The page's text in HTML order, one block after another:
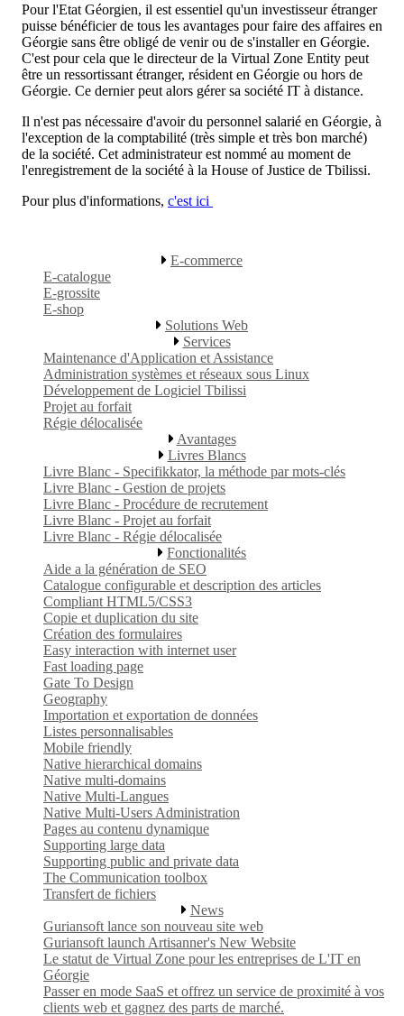
Pour l'Etat Géorgien, il est essentiel qu'un investisseur étranger
puisse bénéficier de tous les avantages pour faire des affaires en
Géorgie sans être obligé de venir ou de s'installer en Géorgie.
C'est pour cela que le directeur de la Virtual Zone Entity peut
être un ressortissant étranger, résident en Géorgie ou hors de
Géorgie. Ce dernier peut alors gérer sa société IT à distance.
Il n'est pas nécessaire d'avoir du personnel salarié en Géorgie, à
l'exception de la comptabilité (très simple et très bon marché)
de la société. Cet administrateur est nommé au moment de
l'enregistrement de la société à la House of Justice de Tbilissi.
Pour plus d'informations, c'est ici
E-commerce
E-catalogue
E-grossite
E-shop
Solutions Web
Services
Maintenance d'Application et Assistance
Administration systèmes et réseaux sous Linux
Développement de Logiciel Tbilissi
Projet au forfait
Régie délocalisée
Avantages
Livres Blancs
Livre Blanc - Specifikkator, la méthode par mots-clés
Livre Blanc - Gestion de projets
Livre Blanc - Procédure de recrutement
Livre Blanc - Projet au forfait
Livre Blanc - Régie délocalisée
Fonctionalités
Aide a la génération de SEO
Catalogue configurable et description des articles
Compliant HTML5/CSS3
Copie et duplication du site
Création des formulaires
Easy interaction with internet user
Fast loading page
Gate To Design
Geography
Importation et exportation de données
Listes personnalisables
Mobile friendly
Native hierarchical domains
Native multi-domains
Native Multi-Langues
Native Multi-Users Administration
Pages au contenu dynamique
Supporting large data
Supporting public and private data
The Communication toolbox
Transfert de fichiers
News
Guriansoft lance son nouveau site web
Guriansoft launch Artisanner's New Website
Le statut de Virtual Zone pour les entreprises de L'IT en
Géorgie
Passer en mode SaaS et offrez un service de proximité à vos
clients web et gagnez des parts de marché.